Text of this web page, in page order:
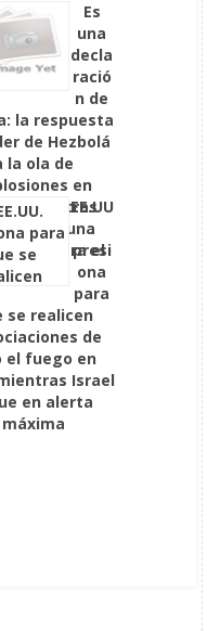
Es
una
decla
ració
n de
la respuesta
de Hezbolá
la ola de
en
mientras
lanza una
contra el
país
EE.UU
.
presi
ona
para
se realicen
de
el fuego en
Israel
en alerta
máxima